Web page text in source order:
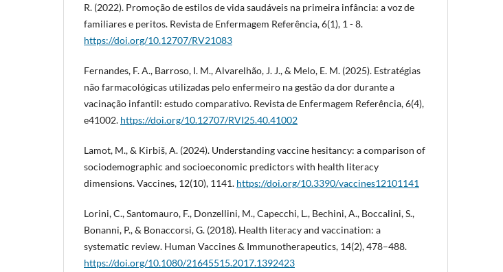
R. (2022). Promoção de estilos de vida saudáveis na primeira infância: a voz de
familiares e peritos. Revista de Enfermagem Referência, 6(1), 1 - 8.
https://doi.org/10.12707/RV21083
Fernandes, F. A., Barroso, I. M., Alvarelhão, J. J., & Melo, E. M. (2025). Estratégias
não farmacológicas utilizadas pelo enfermeiro na gestão da dor durante a
vacinação infantil: estudo comparativo. Revista de Enfermagem Referência, 6(4),
e41002. https://doi.org/10.12707/RVI25.40.41002
Lamot, M., & Kirbiš, A. (2024). Understanding vaccine hesitancy: a comparison of
sociodemographic and socioeconomic predictors with health literacy
dimensions. Vaccines, 12(10), 1141. https://doi.org/10.3390/vaccines12101141
Lorini, C., Santomauro, F., Donzellini, M., Capecchi, L., Bechini, A., Boccalini, S.,
Bonanni, P., & Bonaccorsi, G. (2018). Health literacy and vaccination: a
systematic review. Human Vaccines & Immunotherapeutics, 14(2), 478–488.
https://doi.org/10.1080/21645515.2017.1392423